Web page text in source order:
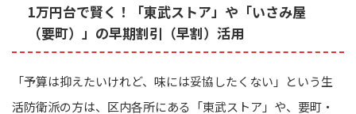
1万円台で賢く！「東武ストア」や「いさみ屋
（要町）」の早期割引（早割）活用
「予算は抑えたいけれど、味には妥協したくない」という生
活防衛派の方は、区内各所にある「東武ストア」や、要町・